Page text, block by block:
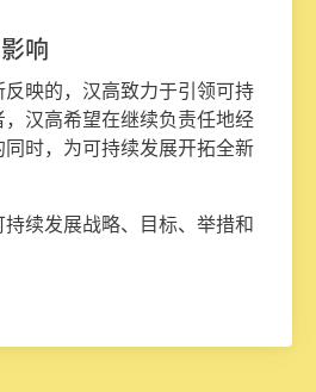
响
映的，汉高致力于引领可持
汉高希望在继续负责任地经
时，为可持续发展开拓全新
续发展战略、目标、举措和